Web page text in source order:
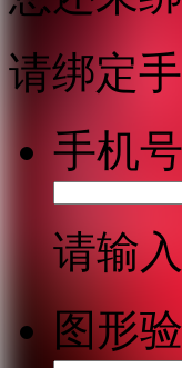
请绑定
手机
请输
图形